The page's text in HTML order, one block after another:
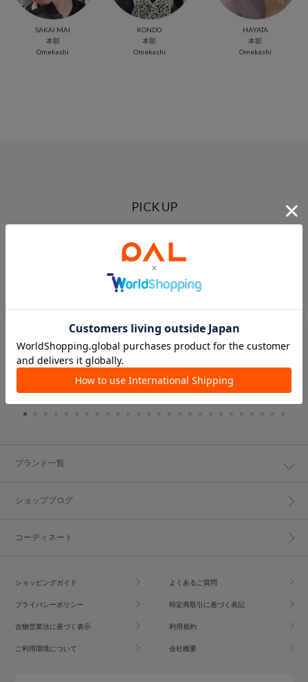
SAKAI MAI
本部
Omekashi
KONDO
本部
Omekashi
HAYATA
本部
Omekashi
PICK UP
ブランド一覧
ショップブログ
コーディネート
ショッピングガイド よくあるご質問
プライバシーポリシー 特定商取引に基づく表記
古物営業法に基づく表示 利用規約
ご利用環境について 会社概要